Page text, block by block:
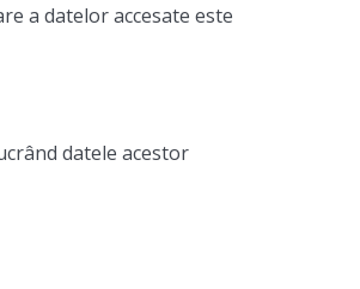
a datelor accesate este
datele acestor